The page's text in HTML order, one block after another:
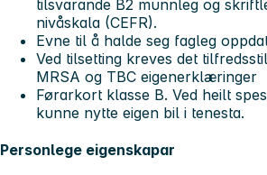
tilsvarande B2 munnleg og
nivåskala (CEFR).
Evne til å halde seg fagleg
Ved tilsetting kreves det
MRSA og TBC eigenerklæringer
Førarkort klasse B. Ved heilt
kunne nytte eigen bil i tenesta.
Personlege eigenskapar